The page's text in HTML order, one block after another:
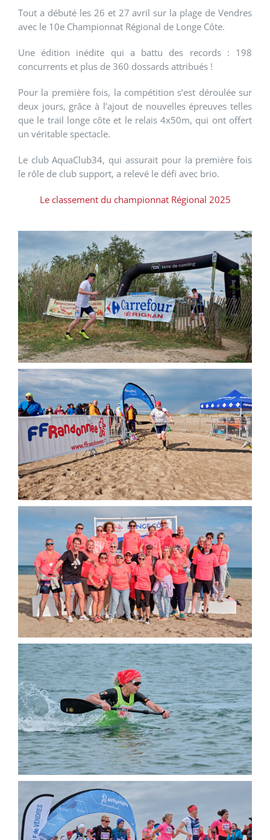
Tout a débuté les 26 et 27 avril sur la plage de Vendres
avec le 10e Championnat Régional de Longe Côte.
Une édition inédite qui a battu des records : 198
concurrents et plus de 360 dossards attribués !
Pour la première fois, la compétition s’est déroulée sur
deux jours, grâce à l’ajout de nouvelles épreuves telles
que le trail longe côte et le relais 4x50m, qui ont offert
un véritable spectacle.
Le club AquaClub34, qui assurait pour la première fois
le rôle de club support, a relevé le défi avec brio.
Le classement du championnat Régional 2025